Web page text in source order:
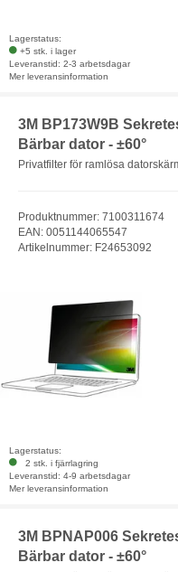
Lagerstatus:
+5 stk. i lager
Leveranstid: 2-3 arbetsdagar
Mer leveransinformation
3M BP173W9B
Bärbar dator - ±60°
Privatfilter för ramlösa
Produktnummer: 7100311674
EAN: 0051144065547
Artikelnummer: F24653092
Lagerstatus:
2 stk. i fjärrlagring
Leveranstid: 4-9 arbetsdagar
Mer leveransinformation
3M BPNAP006
Bärbar dator - ±60°